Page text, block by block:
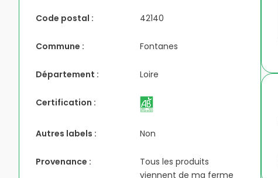
Code postal : 42140
Commune : Fontanes
Département : Loire
Certification :
Autres labels : Non
Provenance :
Tous les produits
viennent de ma ferme